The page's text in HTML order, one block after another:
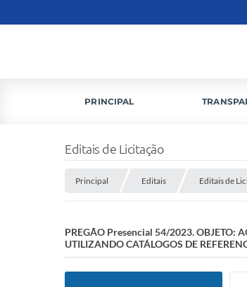
PRINCIPAL
Editais de Licitação
Principal Editais Editais de
PREGÃO Presencial 54/2023. OBJETO:
UTILIZANDO CATÁLOGOS DE